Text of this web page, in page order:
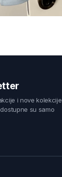
i nove kolekcije
su samo